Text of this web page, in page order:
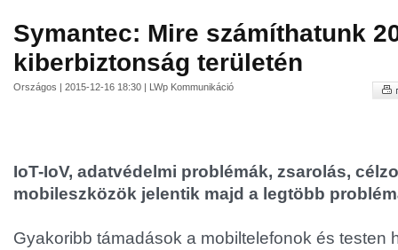
Symantec: Mire számíthatunk
kiberbiztonság területén
Országos | 2015-12-16 18:30 | LWp Kommunikáció
IoT-IoV, adatvédelmi problémák, zsarolás,
mobileszközök jelentik majd a legtöbb
Gyakoribb támadások a mobiltelefonok és testen